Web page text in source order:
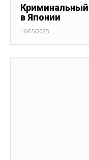
Криминальный
в Японии
16/05/2025